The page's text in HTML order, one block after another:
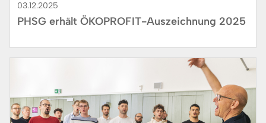
03.12.2025
PHSG erhält ÖKOPROFIT-Auszeichnung 2025